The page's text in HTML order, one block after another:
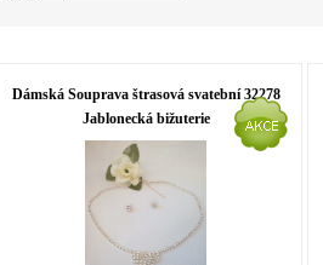
Dámská Souprava štrasová svatební 32278
Jablonecká bižuterie